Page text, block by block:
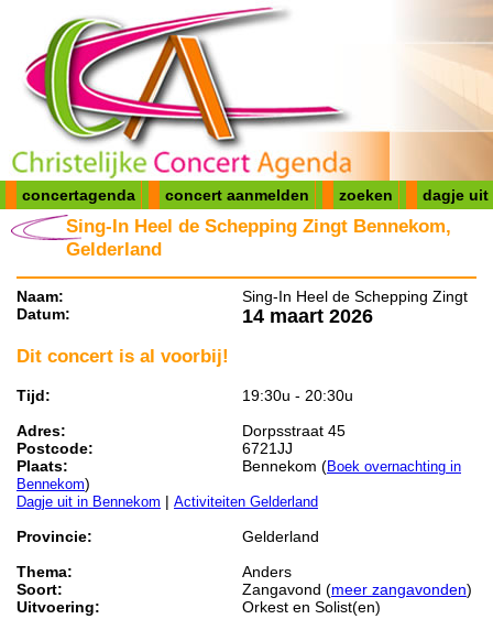
concertagenda concert aanmelden zoeken dagje uit
Sing-In Heel de Schepping Zingt Bennekom,
Gelderland
Naam:
Sing-In Heel de Schepping Zingt
Datum:
14 maart 2026
Dit concert is al voorbij!
Tijd:
19:30u - 20:30u
Adres:
Dorpsstraat 45
Postcode:
6721JJ
Plaats:
Bennekom (Boek overnachting in
Bennekom)
Dagje uit in Bennekom | Activiteiten Gelderland
Provincie:
Gelderland
Thema:
Anders
Soort:
Zangavond (meer zangavonden)
Uitvoering:
Orkest en Solist(en)